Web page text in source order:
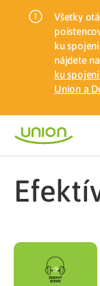
Všetky
ku
nájdete
ku
Union a